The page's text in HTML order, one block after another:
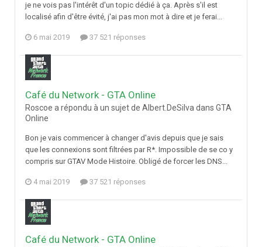
je ne vois pas l'intérêt d'un topic dédié à ça. Après s'il est
localisé afin d'être évité, j'ai pas mon mot à dire et je ferai...
6 mai 2019 37 521 réponses
Café du Network - GTA Online
Roscoe a répondu à un sujet de Albert.DeSilva dans GTA
Online
Bon je vais commencer à changer d'avis depuis que je sais
que les connexions sont filtrées par R*. Impossible de se co y
compris sur GTAV Mode Histoire. Obligé de forcer les DNS...
4 mai 2019 37 521 réponses
Café du Network - GTA Online